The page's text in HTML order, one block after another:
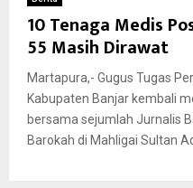
10 Tenaga Medis
55 Masih Dirawat
Martapura,- Gugus Tugas
Kabupaten Banjar kembali
bersama sejumlah Jurnalis
Barokah di Mahligai Sultan